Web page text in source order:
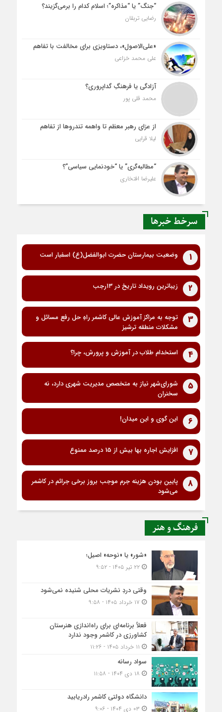
“جنگ” یا “مذاکره”؛ اسلام کدام را برمی‌گزیند؟
رضایی تربقان
«علی‌الاصول»، دستاویزی برای مخالفت با تفاهم
علی محمد خزاعی
آزادگی یا فرهنگِ گداپروری؟
محمد قلی پور
از عزای رهبر معظم تا واهمه تندروها از تفاهم
لیلا قرایی
“مطالبه‌گری” یا “خودنمایی سیاسی”؟
علیرضا افتخاری
سرخط خبرها
1 وضعیت بیمارستان حضرت ابوالفضل(ع) اسفبار است
2 زیباترین رویداد تاریخ در ۱۳رجب
3
توجه به مراکز آموزش عالی کاشمر راهِ حل رفع مسائل و
مشکلات منطقه ترشیز
4 استخدام طلاب در آموزش و پرورش، چرا؟
5
شورای‌شهر نیاز به متخصص مدیریت شهری دارد، نه
سخنران
6 این گوی و این میدان!
7 افزایش اجاره بها بیش از 15 درصد ممنوع
8
پایین بودن هزینه جرم موجب بروز برخی جرائم در کاشمر
می‌شود
فرهنگ و هنر
«شور» یا «نوحه» اصیل؛
۲۲ تیر ۱۴۰۵ - ۹:۵۲
وقتی دردِ نشریات محلی شنیده نمی‌شود
فعلاً برنامه‌ای برای راه‌اندازی هنرستان
کشاورزی در کاشمر وجود ندارد
سواد رسانه
دانشگاه دولتی کاشمر‌ رادریابید